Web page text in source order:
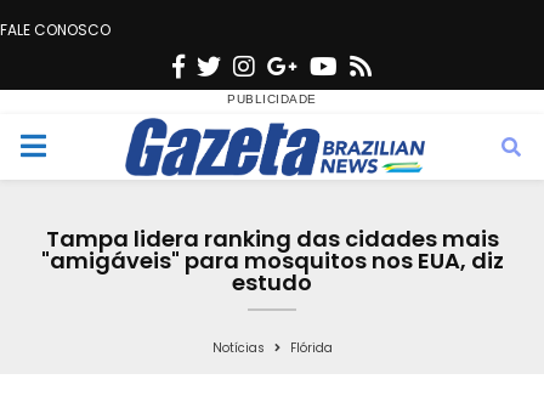
FALE CONOSCO
F
c
e
o
o
T
w
i
t
e
n
s
t
g
r
a
m
G
o
o
g
e
Y
u
t
b
s
M
Tampa lidera ranking das cidades mais
"amigáveis" para mosquitos nos EUA, diz
estudo
Notícias Flórida